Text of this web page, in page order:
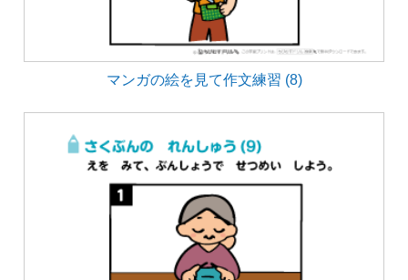
マンガの絵を見て作文練習 (8)